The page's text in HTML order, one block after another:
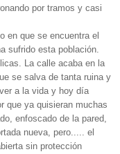
por tramos y casi
en que se encuentra el
sufrido esta población.
La calle acaba en la
se salva de tanta ruina y
a la vida y hoy día
que ya quisieran muchas
enfoscado de la pared,
nueva, pero..... el
sin protección